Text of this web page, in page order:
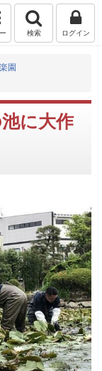
検索 ログイン
園
に大作